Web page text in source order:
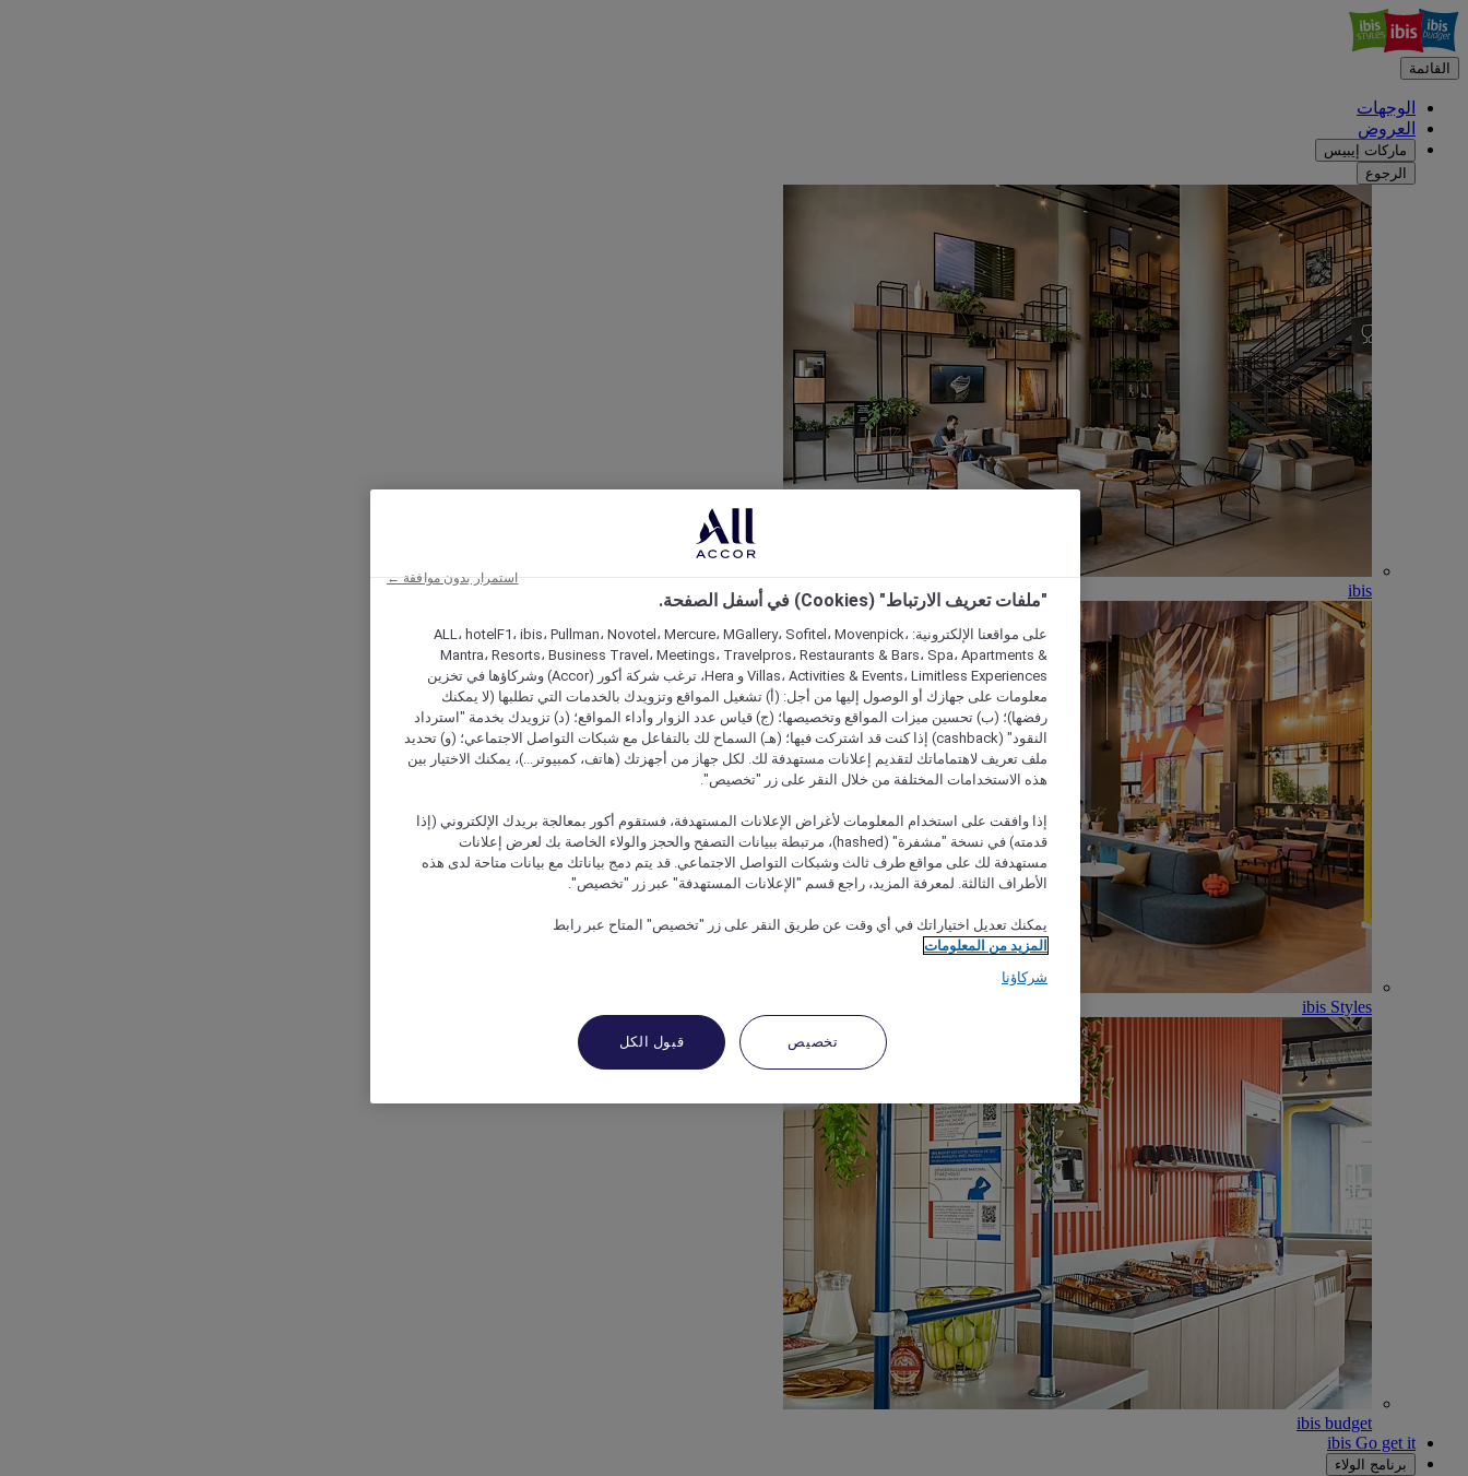
القائمة
الوجهات
العروض
ماركات إيبيس
الرجوع
ibis
ibis Styles
ibis budget
ibis Go get it
برنامج الولاء
"ملفات تعريف الارتباط" (Cookies) في أسفل الصفحة.
على مواقعنا الإلكترونية: ALL، hotelF1، ibis، Pullman، Novotel، Mercure، MGallery، Sofitel، Movenpick،
Mantra، Resorts، Business Travel، Meetings، Travelpros، Restaurants & Bars، Spa، Apartments &
Villas، Activities & Events، Limitless Experiences و Hera، ترغب شركة أكور (Accor) وشركاؤها في تخزين
معلومات على جهازك أو الوصول إليها من أجل: (أ) تشغيل المواقع وتزويدك بالخدمات التي تطلبها (لا يمكنك
رفضها)؛ (ب) تحسين ميزات المواقع وتخصيصها؛ (ج) قياس عدد الزوار وأداء المواقع؛ (د) تزويدك بخدمة "استرداد
النقود" (cashback) إذا كنت قد اشتركت فيها؛ (هـ) السماح لك بالتفاعل مع شبكات التواصل الاجتماعي؛ (و) تحديد
ملف تعريف لاهتماماتك لتقديم إعلانات مستهدفة لك. لكل جهاز من أجهزتك (هاتف، كمبيوتر...)، يمكنك الاختيار بين
هذه الاستخدامات المختلفة من خلال النقر على زر "تخصيص".
إذا وافقت على استخدام المعلومات لأغراض الإعلانات المستهدفة، فستقوم أكور بمعالجة بريدك الإلكتروني (إذا
قدمته) في نسخة "مشفرة" (hashed)، مرتبطة ببيانات التصفح والحجز والولاء الخاصة بك لعرض إعلانات
مستهدفة لك على مواقع طرف ثالث وشبكات التواصل الاجتماعي. قد يتم دمج بياناتك مع بيانات متاحة لدى هذه
الأطراف الثالثة. لمعرفة المزيد، راجع قسم "الإعلانات المستهدفة" عبر زر "تخصيص".
يمكنك تعديل اختياراتك في أي وقت عن طريق النقر على زر "تخصيص" المتاح عبر رابط
المزيد من المعلومات
شركاؤنا
تخصيص قبول الكل
استمرار بدون موافقة ←